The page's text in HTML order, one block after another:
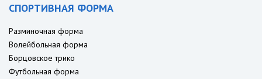
СПОРТИВНАЯ ФОРМА
Разминочная форма
Волейбольная форма
Борцовское трико
Футбольная форма